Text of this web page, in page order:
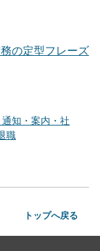
の定型フレーズ
知・案内・社
職
トップへ戻る